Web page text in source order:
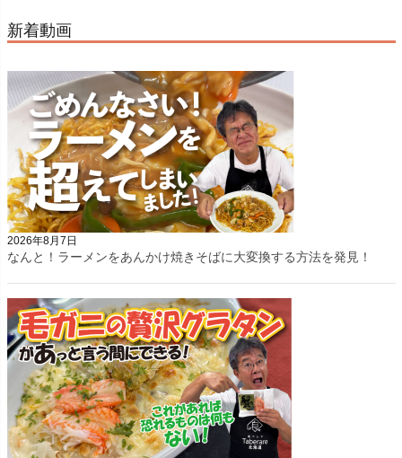
新着動画
2026年8月7日
なんと！ラーメンをあんかけ焼きそばに大変換する方法を発見！